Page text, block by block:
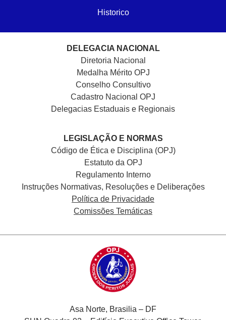
Historico
DELEGACIA NACIONAL
Diretoria Nacional
Medalha Mérito OPJ
Conselho Consultivo
Cadastro Nacional OPJ
Delegacias Estaduais e Regionais
LEGISLAÇÃO E NORMAS
Código de Ética e Disciplina (OPJ)
Estatuto da OPJ
Regulamento Interno
Instruções Normativas, Resoluções e Deliberações
Política de Privacidade
Comissões Temáticas
Asa Norte, Brasilia – DF